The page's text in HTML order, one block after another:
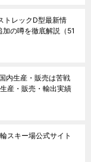
トレックD型最新情
加の噂を徹底解説 （51
内生産・販売は苦戦
産・販売・輸出実績
スキー場公式サイト